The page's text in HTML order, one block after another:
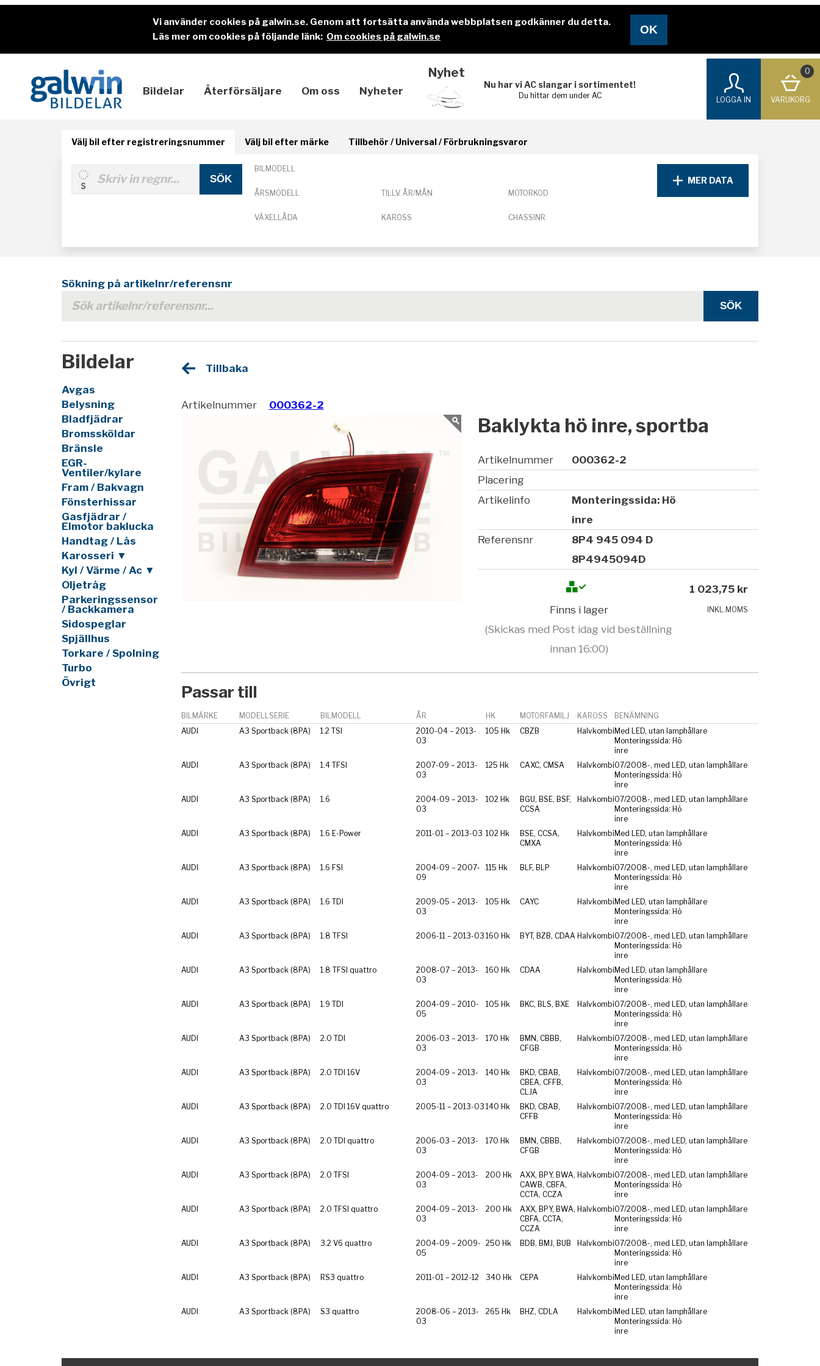
Vi använder cookies på galwin.se. Genom att fortsätta använda webbplatsen godkänner du detta.
Läs mer om cookies på följande länk: Om cookies på galwin.se
Bildelar Återförsäljare Om oss Nyheter
Nyhet
Nu har vi AC slangar i sortimentet!
Du hittar dem under AC
LOGGA IN
0
VARUKORG
Välj bil efter registreringsnummer Välj bil efter märke Tillbehör / Universal / Förbrukningsvaror
BILMODELL
ÅRSMODELL TILLV. ÅR/MÅN MOTORKOD
VÄXELLÅDA KAROSS CHASSINR
MER DATA
Sökning på artikelnr/referensnr
Bildelar
Avgas
Belysning
Bladfjädrar
Bromssköldar
Bränsle
EGR-
Ventiler/kylare
Fram / Bakvagn
Fönsterhissar
Gasfjädrar /
Elmotor baklucka
Handtag / Lås
Karosseri ▼
Kyl / Värme / Ac ▼
Oljetråg
Parkeringssensor
/ Backkamera
Sidospeglar
Spjällhus
Torkare / Spolning
Turbo
Övrigt
Tillbaka
Artikelnummer 000362-2
Baklykta hö inre, sportba
Artikelnummer
000362-2
Placering
Artikelinfo
Monteringssida: Hö
inre
Referensnr
8P4 945 094 D
8P4945094D
Finns i lager
(Skickas med Post idag vid beställning
innan 16:00)
1 023,75 kr
INKL.MOMS
Passar till
BILMÄRKE MODELLSERIE BILMODELL ÅR HK MOTORFAMILJ KAROSS
BENÄMNING
AUDI
A3 Sportback (8PA) 1.2 TSI
2010-04 – 2013-
03
105 Hk CBZB Halvkombi Med LED, utan lamphållare
Monteringssida: Hö
inre
AUDI
A3 Sportback (8PA) 1.4 TFSI
2007-09 – 2013-
03
125 Hk CAXC, CMSA Halvkombi07/2008-, med LED, utan lamphållare
Monteringssida: Hö
inre
AUDI
A3 Sportback (8PA) 1.6
2004-09 – 2013-
03
102 Hk
BGU, BSE, BSF,
CCSA
Halvkombi07/2008-, med LED, utan lamphållare
Monteringssida: Hö
inre
AUDI
A3 Sportback (8PA) 1.6 E-Power 2011-01 – 2013-03 102 Hk
BSE, CCSA,
CMXA
Halvkombi Med LED, utan lamphållare
Monteringssida: Hö
inre
AUDI
A3 Sportback (8PA) 1.6 FSI
2004-09 – 2007-
09
115 Hk BLF, BLP Halvkombi07/2008-, med LED, utan lamphållare
Monteringssida: Hö
inre
AUDI
A3 Sportback (8PA) 1.6 TDI
2009-05 – 2013-
03
105 Hk CAYC Halvkombi Med LED, utan lamphållare
Monteringssida: Hö
inre
AUDI
A3 Sportback (8PA) 1.8 TFSI 2006-11 – 2013-03 160 Hk BYT, BZB, CDAA Halvkombi07/2008-, med LED, utan lamphållare
Monteringssida: Hö
inre
AUDI
A3 Sportback (8PA) 1.8 TFSI quattro
2008-07 – 2013-
03
160 Hk CDAA Halvkombi Med LED, utan lamphållare
Monteringssida: Hö
inre
AUDI
A3 Sportback (8PA) 1.9 TDI
2004-09 – 2010-
05
105 Hk BKC, BLS, BXE Halvkombi07/2008-, med LED, utan lamphållare
Monteringssida: Hö
inre
AUDI
A3 Sportback (8PA) 2.0 TDI
2006-03 – 2013-
03
170 Hk
BMN, CBBB,
CFGB
Halvkombi07/2008-, med LED, utan lamphållare
Monteringssida: Hö
inre
AUDI
A3 Sportback (8PA) 2.0 TDI 16V
2004-09 – 2013-
03
140 Hk
BKD, CBAB,
CBEA, CFFB,
CLJA
Halvkombi07/2008-, med LED, utan lamphållare
Monteringssida: Hö
inre
AUDI
A3 Sportback (8PA) 2.0 TDI 16V quattro 2005-11 – 2013-03 140 Hk
BKD, CBAB,
CFFB
Halvkombi07/2008-, med LED, utan lamphållare
Monteringssida: Hö
inre
AUDI
A3 Sportback (8PA) 2.0 TDI quattro
2006-03 – 2013-
03
170 Hk
BMN, CBBB,
CFGB
Halvkombi07/2008-, med LED, utan lamphållare
Monteringssida: Hö
inre
AUDI
A3 Sportback (8PA) 2.0 TFSI
2004-09 – 2013-
03
200 Hk
AXX, BPY, BWA,
CAWB, CBFA,
CCTA, CCZA
Halvkombi07/2008-, med LED, utan lamphållare
Monteringssida: Hö
inre
AUDI
A3 Sportback (8PA) 2.0 TFSI quattro
2004-09 – 2013-
03
200 Hk
AXX, BPY, BWA,
CBFA, CCTA,
CCZA
Halvkombi07/2008-, med LED, utan lamphållare
Monteringssida: Hö
inre
AUDI
A3 Sportback (8PA) 3.2 V6 quattro
2004-09 – 2009-
05
250 Hk BDB, BMJ, BUB Halvkombi07/2008-, med LED, utan lamphållare
Monteringssida: Hö
inre
AUDI
A3 Sportback (8PA) RS3 quattro 2011-01 – 2012-12 340 Hk CEPA Halvkombi Med LED, utan lamphållare
Monteringssida: Hö
inre
AUDI
A3 Sportback (8PA) S3 quattro
2008-06 – 2013-
03
265 Hk BHZ, CDLA Halvkombi Med LED, utan lamphållare
Monteringssida: Hö
inre